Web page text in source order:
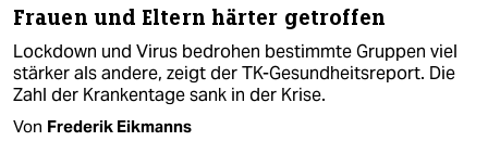
Frauen und Eltern härter getroffen
Lockdown und Virus bedrohen bestimmte Gruppen viel
stärker als andere, zeigt der TK-Gesundheitsreport. Die
Zahl der Krankentage sank in der Krise.
Von Frederik Eikmanns